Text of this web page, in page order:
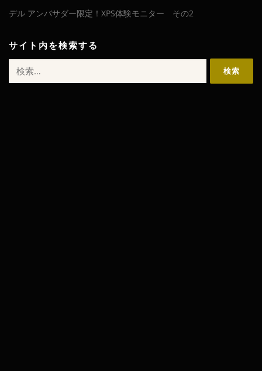
デル アンバサダー限定！XPS体験モニター その2
サイト内を検索する
索: